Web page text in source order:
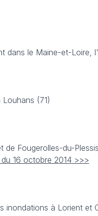
dans le Maine-et-Loire,
(71)
Fougerolles-du-
16 octobre 2014 >>>
inondations à Lorient et